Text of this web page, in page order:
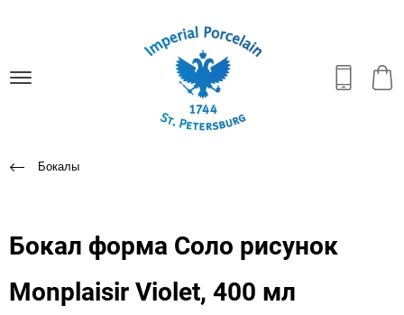
Бокалы
Бокал форма Соло рисунок
Monplaisir Violet, 400 мл